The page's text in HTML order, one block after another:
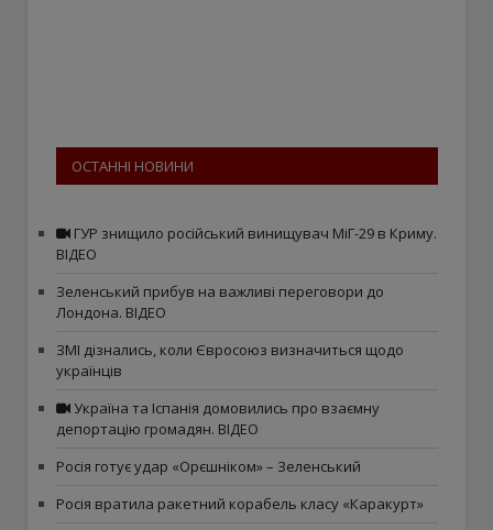
ОСТАННІ НОВИНИ
ГУР знищило російський винищувач МіГ-29 в Криму.
ВІДЕО
Зеленський прибув на важливі переговори до
Лондона. ВІДЕО
ЗМІ дізнались, коли Євросоюз визначиться щодо
українців
Україна та Іспанія домовились про взаємну
депортацію громадян. ВІДЕО
Росія готує удар «Орєшніком» – Зеленський
Росія вратила ракетний корабель класу «Каракурт»